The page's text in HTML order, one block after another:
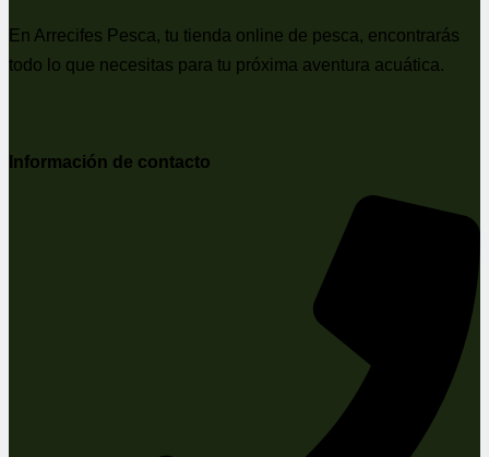
En Arrecifes Pesca, tu tienda online de pesca, encontrarás
todo lo que necesitas para tu próxima aventura acuática.
Información de contacto